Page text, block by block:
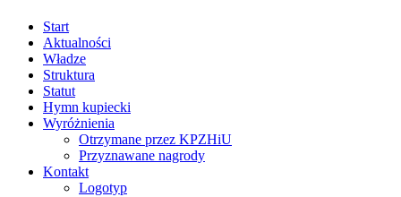
Start
Aktualności
Władze
Struktura
Statut
Hymn kupiecki
Wyróżnienia
Otrzymane przez KPZHiU
Przyznawane nagrody
Kontakt
Logotyp